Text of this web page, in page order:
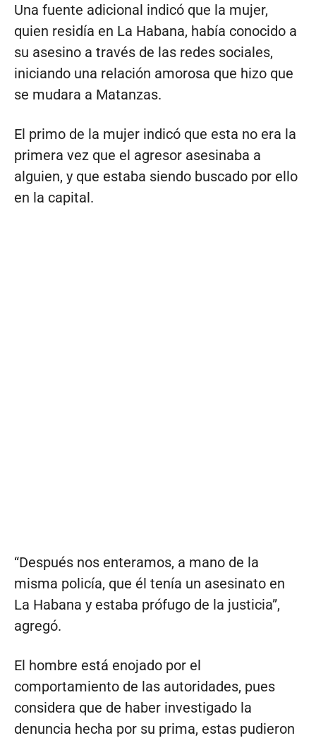
Una fuente adicional indicó que la mujer,
quien residía en La Habana, había conocido a
su asesino a través de las redes sociales,
iniciando una relación amorosa que hizo que
se mudara a Matanzas.
El primo de la mujer indicó que esta no era la
primera vez que el agresor asesinaba a
alguien, y que estaba siendo buscado por ello
en la capital.
“Después nos enteramos, a mano de la
misma policía, que él tenía un asesinato en
La Habana y estaba prófugo de la justicia”,
agregó.
El hombre está enojado por el
comportamiento de las autoridades, pues
considera que de haber investigado la
denuncia hecha por su prima, estas pudieron